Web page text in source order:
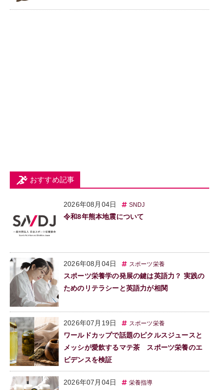
おすすめ記事
2026年08月04日 SNDJ
令和8年熊本地震について
2026年08月04日 スポーツ栄養
スポーツ栄養学の発展の鍵は英語力？ 実践の
ためのリテラシーと英語力が相関
2026年07月19日 スポーツ栄養
ワールドカップで話題のピクルスジュースと
メッシが愛飲するマテ茶 スポーツ栄養のエ
ビデンスを検証
2026年07月04日 栄養指導